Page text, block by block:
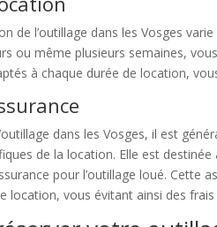
de l’outillage dans les Vosges
ou même plusieurs semaines,
à chaque durée de location,
dans les Vosges, il est
de la location. Elle est
pour l’outillage loué.
location, vous évitant ainsi des frais